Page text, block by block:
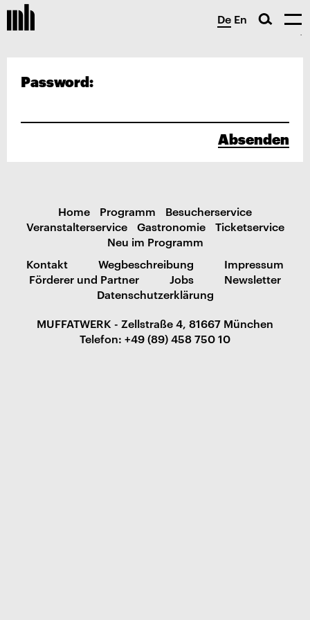
De En
Password:
Absenden
Home Programm
Besucherservice
Veranstalterservice
Gastronomie
Ticketservice
Neu im Programm
Kontakt
Wegbeschreibung
Impressum
Förderer und Partner
Jobs
Newsletter
Datenschutzerklärung
MUFFATWERK - Zellstraße 4, 81667 München
Telefon: +49 (89) 458 750 10